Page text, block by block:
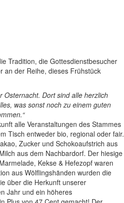
Tradition, die Gottesdienstbesucher
an der Reihe, dieses Frühstück
Dort sind alle herzlich
was sonst noch zu einem guten
alle Veranstaltungen des Stammes
Tisch entweder bio, regional oder fair.
Zucker und Schokoaufstrich aus
aus dem Nachbardorf. Der hiesige
Kekse & Hefezopf waren
aus Wölflingshänden wurden die
über die Herkunft unserer
Jahr und ein höheres